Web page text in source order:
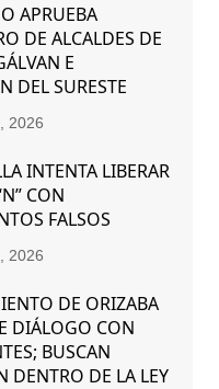
APRUEBA
DE ALCALDES DE
E
DEL SURESTE
2026
INTENTA LIBERAR
CON
FALSOS
2026
DE ORIZABA
DIÁLOGO CON
BUSCAN
DENTRO DE LA LEY